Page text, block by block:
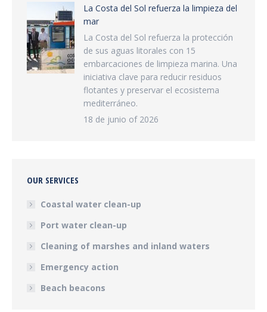
La Costa del Sol refuerza la limpieza del
mar
La Costa del Sol refuerza la protección
de sus aguas litorales con 15
embarcaciones de limpieza marina. Una
iniciativa clave para reducir residuos
flotantes y preservar el ecosistema
mediterráneo.
18 de junio of 2026
OUR SERVICES
Coastal water clean-up
Port water clean-up
Cleaning of marshes and inland waters
Emergency action
Beach beacons